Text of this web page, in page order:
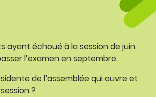
ayant échoué à la session de juin
l’examen en septembre.
de l’assemblée qui ouvre et
?